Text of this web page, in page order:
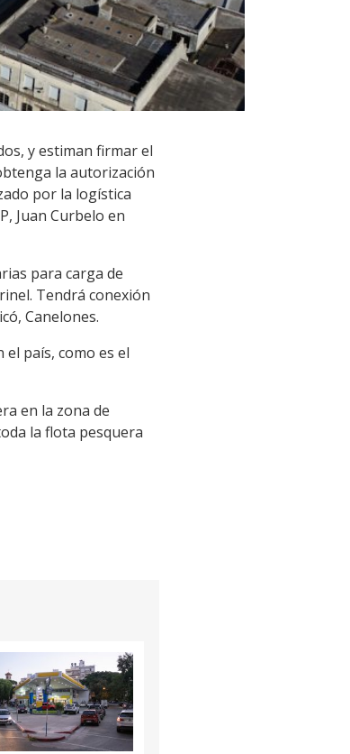
y estiman firmar el
la autorización
por la logística
Juan Curbelo en
para carga de
Tendrá conexión
Canelones.
país, como es el
en la zona de
la flota pesquera